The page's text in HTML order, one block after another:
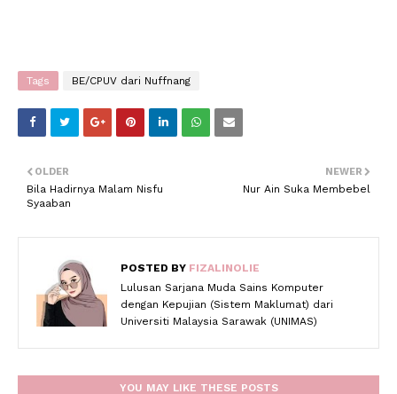
Tags BE/CPUV dari Nuffnang
NEWER
Nur Ain Suka Membebel
OLDER
Bila Hadirnya Malam Nisfu
Syaaban
POSTED BY FIZALINOLIE
Lulusan Sarjana Muda Sains Komputer
dengan Kepujian (Sistem Maklumat) dari
Universiti Malaysia Sarawak (UNIMAS)
YOU MAY LIKE THESE POSTS